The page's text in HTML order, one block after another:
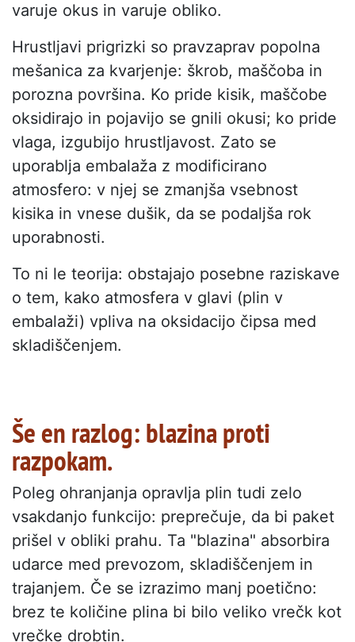
varuje okus in varuje obliko.
Hrustljavi prigrizki so pravzaprav popolna
mešanica za kvarjenje: škrob, maščoba in
porozna površina. Ko pride kisik, maščobe
oksidirajo in pojavijo se gnili okusi; ko pride
vlaga, izgubijo hrustljavost. Zato se
uporablja embalaža z modificirano
atmosfero: v njej se zmanjša vsebnost
kisika in vnese dušik, da se podaljša rok
uporabnosti.
To ni le teorija: obstajajo posebne raziskave
o tem, kako atmosfera v glavi (plin v
embalaži) vpliva na oksidacijo čipsa med
skladiščenjem.
Še en razlog: blazina proti
razpokam.
Poleg ohranjanja opravlja plin tudi zelo
vsakdanjo funkcijo: preprečuje, da bi paket
prišel v obliki prahu. Ta "blazina" absorbira
udarce med prevozom, skladiščenjem in
trajanjem. Če se izrazimo manj poetično:
brez te količine plina bi bilo veliko vrečk kot
vrečke drobtin.